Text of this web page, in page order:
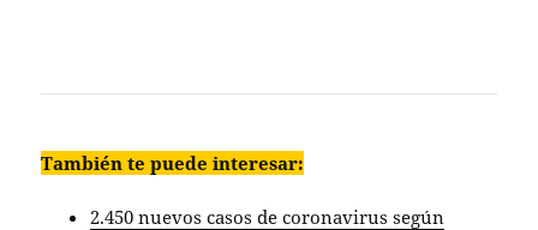
También te puede interesar:
2.450 nuevos casos de coronavirus según